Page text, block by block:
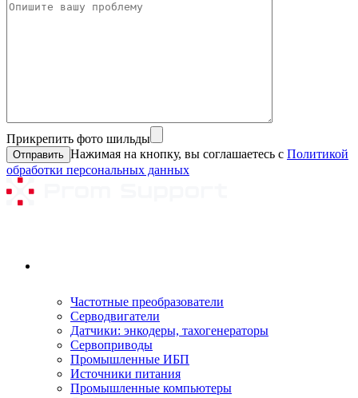
Прикрепить фото шильды
Нажимая на кнопку, вы соглашаетесь с Политикой
обработки персональных данных
Частотные преобразователи
Серводвигатели
Датчики: энкодеры, тахогенераторы
Сервоприводы
Промышленные ИБП
Источники питания
Промышленные компьютеры